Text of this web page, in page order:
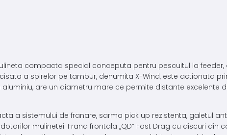
compacta special conceputa pentru pescuitul la
a spirelor pe tambur, denumita X-Wind, este actionata
aluminiu, are un diametru mare ce permite distante excelente
a sistemului de franare, sarma pick up rezistenta, galetul
mulinetei. Frana frontala „QD” Fast Drag cu discuri